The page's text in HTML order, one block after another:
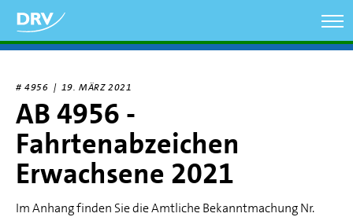
zum
Inhalt
# 4956 | 19. MÄRZ 2021
AB 4956 -
Fahrtenabzeichen
Erwachsene 2021
Im Anhang finden Sie die Amtliche Bekanntmachung Nr.